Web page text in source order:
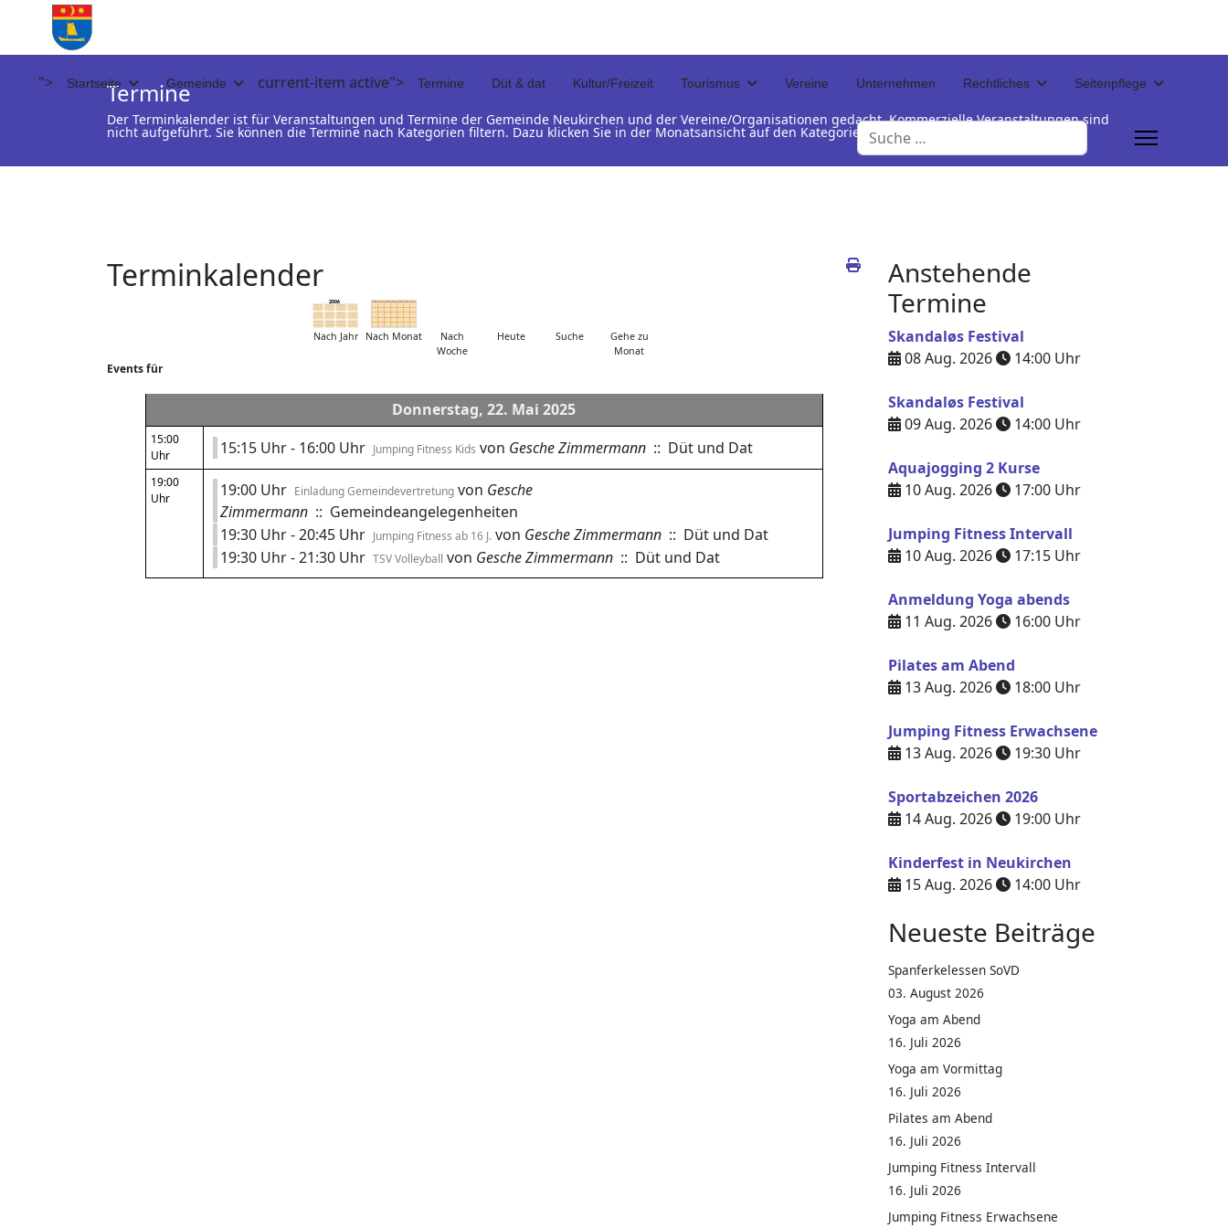
"> Startseite Gemeinde current-item active"> Termine Düt & dat Kultur/Freizeit Tourismus Vereine Unternehmen Rechtliches Seitenpflege
Suchen
Termine
Der Terminkalender ist für Veranstaltungen und Termine der Gemeinde Neukirchen und der Vereine/Organisationen gedacht. Kommerzielle Veranstaltungen sind
nicht aufgeführt. Sie können die Termine nach Kategorien filtern. Dazu klicken Sie in der Monatsansicht auf den Kategorienamen unterhalb der Termintabelle
Terminkalender
Nach Jahr Nach Monat
Nach
Woche
Heute Suche
Gehe zu
Monat
Events für
Donnerstag, 22. Mai 2025
15:00
Uhr
15:15 Uhr - 16:00 Uhr Jumping Fitness Kids von Gesche Zimmermann:: Düt und Dat
19:00
Uhr
19:00 Uhr Einladung Gemeindevertretungvon Gesche
Zimmermann:: Gemeindeangelegenheiten
19:30 Uhr - 20:45 Uhr Jumping Fitness ab 16 J.von Gesche Zimmermann:: Düt und Dat
19:30 Uhr - 21:30 Uhr TSV Volleyball von Gesche Zimmermann:: Düt und Dat
Anstehende
Termine
Skandaløs Festival
08 Aug. 2026
14:00 Uhr
Skandaløs Festival
09 Aug. 2026
14:00 Uhr
Aquajogging 2 Kurse
10 Aug. 2026
17:00 Uhr
Jumping Fitness Intervall
10 Aug. 2026
17:15 Uhr
Anmeldung Yoga abends
11 Aug. 2026
16:00 Uhr
Pilates am Abend
13 Aug. 2026
18:00 Uhr
Jumping Fitness Erwachsene
13 Aug. 2026
19:30 Uhr
Sportabzeichen 2026
14 Aug. 2026
19:00 Uhr
Kinderfest in Neukirchen
15 Aug. 2026
14:00 Uhr
Neueste Beiträge
Spanferkelessen SoVD
03. August 2026
Yoga am Abend
16. Juli 2026
Yoga am Vormittag
16. Juli 2026
Pilates am Abend
16. Juli 2026
Jumping Fitness Intervall
16. Juli 2026
Jumping Fitness Erwachsene